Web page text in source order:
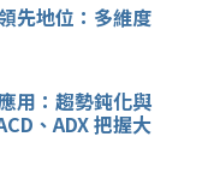
先地位：多維度
用：趨勢鈍化與
、ADX 把握大